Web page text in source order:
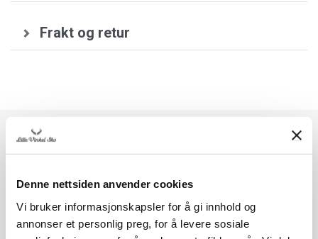
Denne nettsiden anvender cookies
Vi bruker informasjonskapsler for å gi innhold og
annonser et personlig preg, for å levere sosiale
Frakt og retur
Skopleie og tilbehør